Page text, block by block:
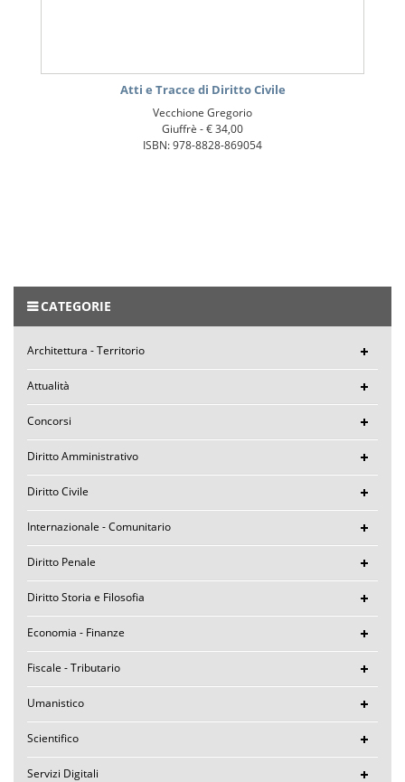
Atti e Tracce di Diritto Civile
Vecchione Gregorio
Giuffrè -€ 34,00
ISBN: 978-8828-869054
CATEGORIE
Architettura - Territorio
Attualità
Concorsi
Diritto Amministrativo
Diritto Civile
Internazionale - Comunitario
Diritto Penale
Diritto Storia e Filosofia
Economia - Finanze
Fiscale - Tributario
Umanistico
Scientifico
Servizi Digitali